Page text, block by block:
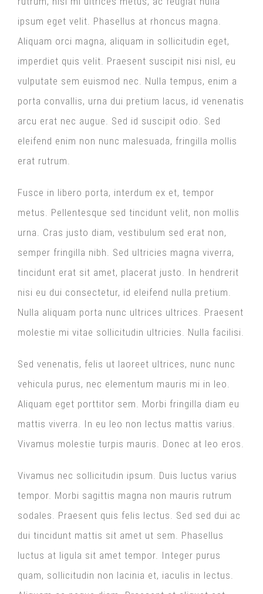
ipsum eget velit. Phasellus at rhoncus magna.
Aliquam orci magna, aliquam in sollicitudin eget,
imperdiet quis velit. Praesent suscipit nisi nisl, eu
vulputate sem euismod nec. Nulla tempus, enim a
porta convallis, urna dui pretium lacus, id venenatis
arcu erat nec augue. Sed id suscipit odio. Sed
eleifend enim non nunc malesuada, fringilla mollis
erat rutrum.
Fusce in libero porta, interdum ex et, tempor
metus. Pellentesque sed tincidunt velit, non mollis
urna. Cras justo diam, vestibulum sed erat non,
semper fringilla nibh. Sed ultricies magna viverra,
tincidunt erat sit amet, placerat justo. In hendrerit
nisi eu dui consectetur, id eleifend nulla pretium.
Nulla aliquam porta nunc ultrices ultrices. Praesent
molestie mi vitae sollicitudin ultricies. Nulla facilisi.
Sed venenatis, felis ut laoreet ultrices, nunc nunc
vehicula purus, nec elementum mauris mi in leo.
Aliquam eget porttitor sem. Morbi fringilla diam eu
mattis viverra. In eu leo non lectus mattis varius.
Vivamus molestie turpis mauris. Donec at leo eros.
Vivamus nec sollicitudin ipsum. Duis luctus varius
tempor. Morbi sagittis magna non mauris rutrum
sodales. Praesent quis felis lectus. Sed sed dui ac
dui tincidunt mattis sit amet ut sem. Phasellus
luctus at ligula sit amet tempor. Integer purus
quam, sollicitudin non lacinia et, iaculis in lectus.